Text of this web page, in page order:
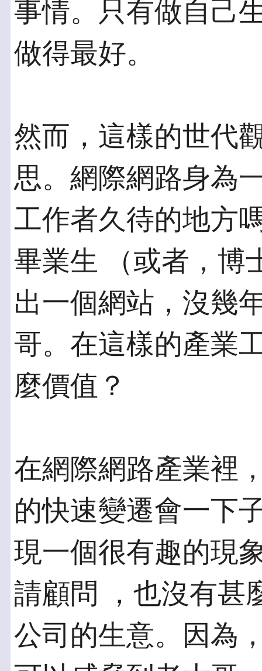
事情。只有做自己
做得最好。
然而，這樣的世代
思。網際網路身為
工作者久待的地方
畢業生 （或者，博
出一個網站，沒幾
哥。在這樣的產業
麼價值？
在網際網路產業裡
的快速變遷會一下
現一個很有趣的現
請顧問 ，也沒有甚
公司的生意。因為